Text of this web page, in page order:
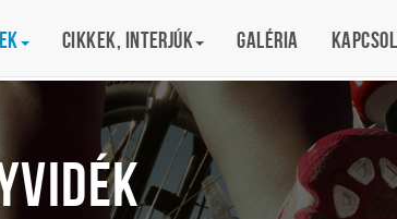
Cikkek, interjúk Galéria